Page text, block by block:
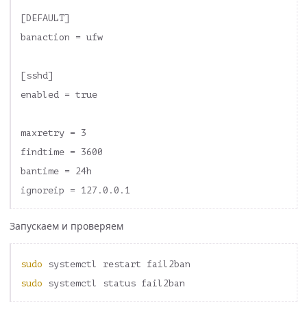
[DEFAULT]
banaction = ufw
[sshd]
enabled = true
maxretry = 3
findtime = 3600
bantime = 24h
Запускаем и проверяем
sudo
sudo